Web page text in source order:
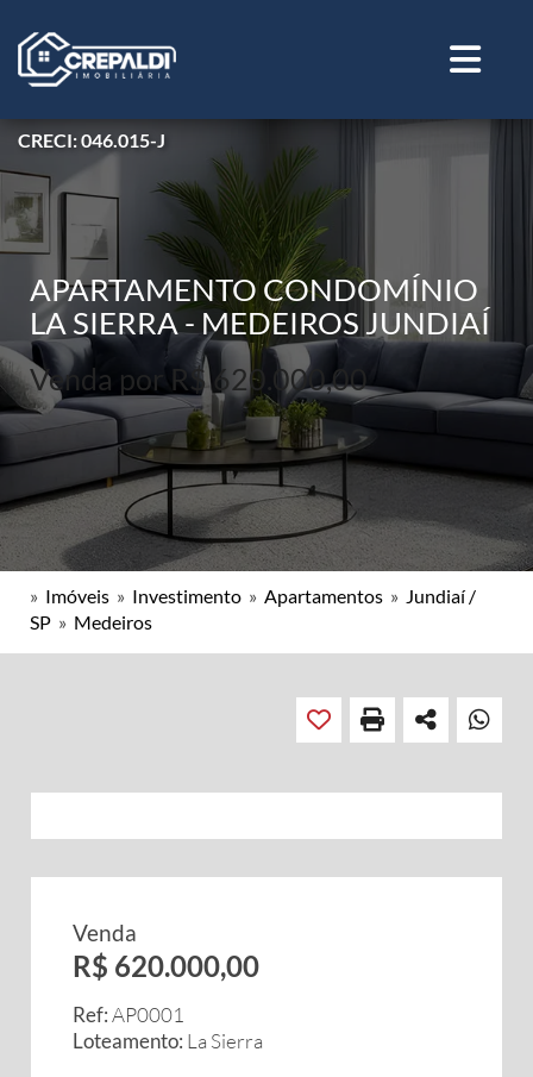
CRECI: 046.015-J
APARTAMENTO CONDOMÍNIO
LA SIERRA - MEDEIROS JUNDIAÍ
Venda por R$ 620.000,00
» Imóveis » Investimento » Apartamentos » Jundiaí /
SP » Medeiros
Venda
R$ 620.000,00
Ref:AP0001
Loteamento: La Sierra